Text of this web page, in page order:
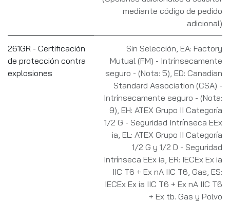
mediante código de pedido
adicional)
261GR - Certificación
de protección contra
explosiones
Sin Selección EA: Factory
Mutual (FM) - Intrínsecamente
seguro - (Nota: 5) ED: Canadian
Standard Association (CSA) -
Intrínsecamente seguro - (Nota:
9) EH: ATEX Grupo II Categoría
1/2 G - Seguridad Intrínseca EEx
ia EL: ATEX Grupo II Categoría
1/2 G y 1/2 D - Seguridad
Intrínseca EEx ia ER: IECEx Ex ia
IIC T6 + Ex nA IIC T6, Gas ES:
IECEx Ex ia IIC T6 + Ex nA IIC T6
+ Ex tb. Gas y Polvo